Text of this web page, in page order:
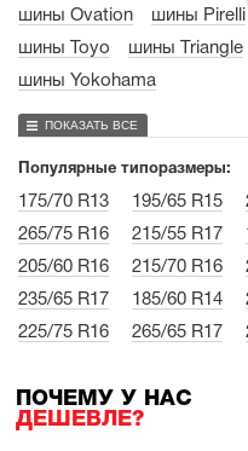
шины Ovation
шины Pirelli
шины Toyo
шины Triangle
шины Yokohama
ПОКАЗАТЬ ВСЕ
Популярные типоразмеры:
175/70 R13 195/65 R15
265/75 R16
215/55 R17
205/60 R16
215/70 R16
235/65 R17
185/60 R14
225/75 R16
265/65 R17
ПОЧЕМУ У НАС
ДЕШЕВЛЕ?